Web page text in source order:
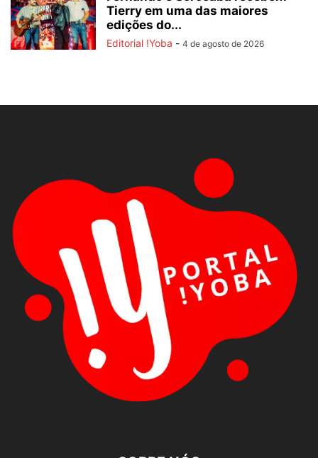
Tierry em uma das maiores
edições do...
Editorial !Yoba - 4 de agosto de 2026